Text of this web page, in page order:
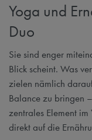
Yoga und
Duo
Sie sind enger
Blick scheint. Was
zielen nämlich
Balance zu bringen
zentrales Element im
direkt auf die